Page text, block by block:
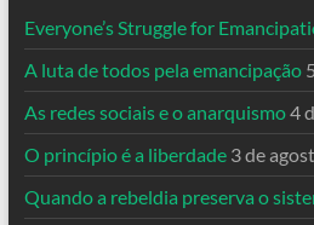
Everyone’s Struggle for
A luta de todos pela emancipação
As redes sociais e o anarquismo4
O princípio é a liberdade 3 de
Quando a rebeldia preserva o